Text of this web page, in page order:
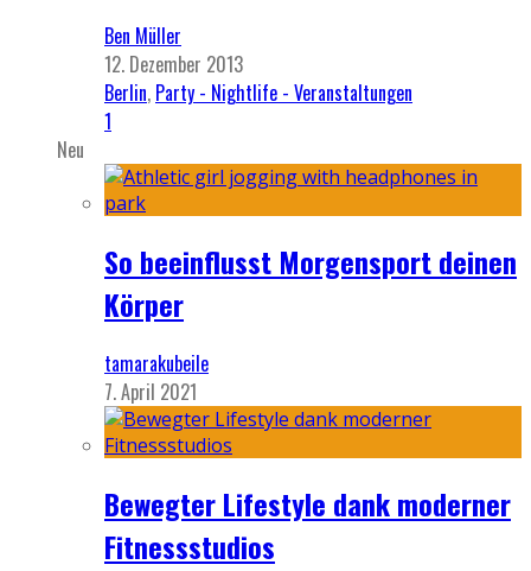
Ben Müller
12. Dezember 2013
Berlin, Party - Nightlife - Veranstaltungen
1
Neu
So beeinflusst Morgensport deinen
Körper
tamarakubeile
7. April 2021
Bewegter Lifestyle dank moderner
Fitnessstudios